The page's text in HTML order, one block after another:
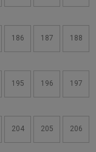
186 187 188
195 196 197
204 205 206